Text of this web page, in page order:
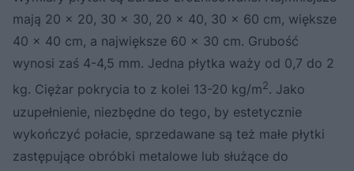
mają 20 x 20, 30 x 30, 20 x 40, 30 x 60 cm, większe
40 x 40 cm, a największe 60 x 30 cm. Grubość
wynosi zaś 4-4,5 mm. Jedna płytka waży od 0,7 do 2
kg. Ciężar pokrycia to z kolei 13-20 kg/m2. Jako
uzupełnienie, niezbędne do tego, by estetycznie
wykończyć połacie, sprzedawane są też małe płytki
zastępujące obróbki metalowe lub służące do